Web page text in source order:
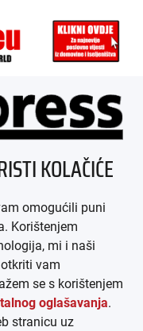
KOLAČIĆE
omogućili puni
Korištenjem
mi i naši
vam
se s korištenjem
oglašavanja.
stranicu uz